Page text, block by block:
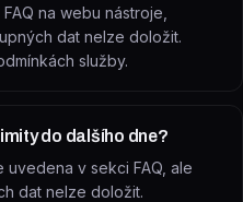
na webu nástroje,
dat nelze doložit.
služby.
do dalšího dne?
v sekci FAQ, ale
dat nelze doložit.